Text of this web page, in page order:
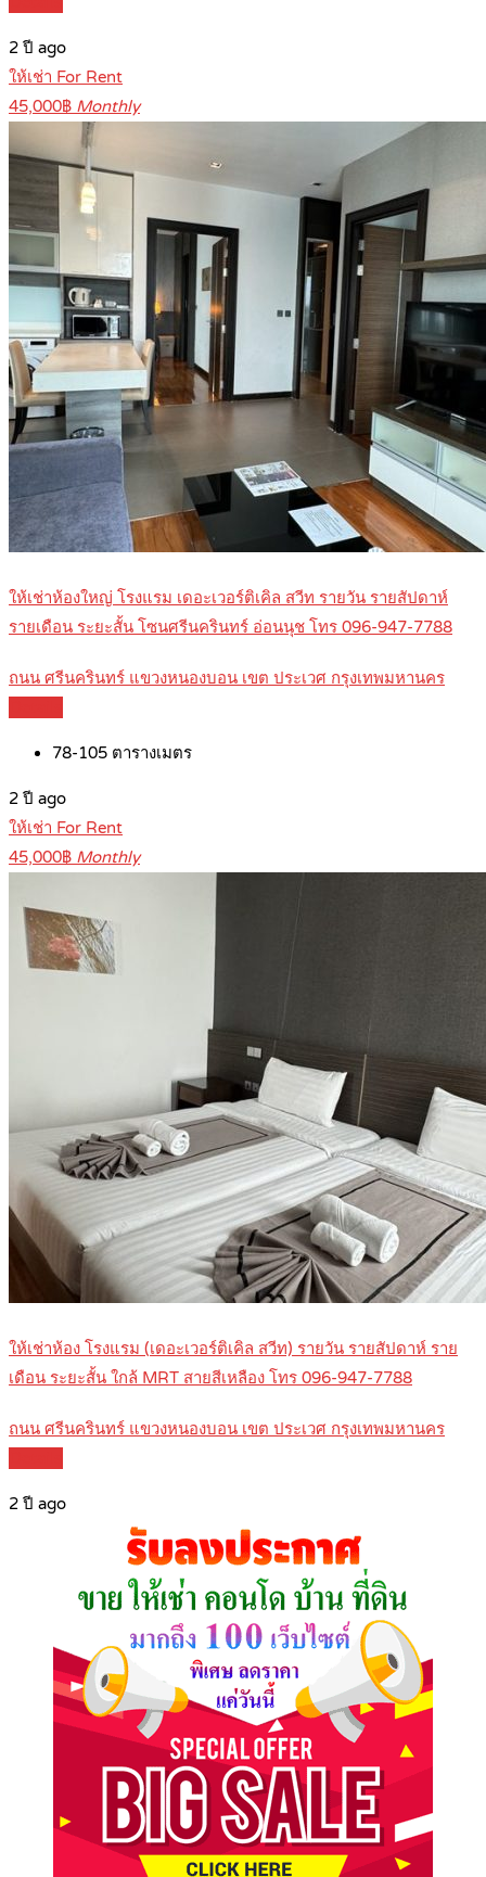
2 ปี ago
ให้เช่า For Rent
45,000฿ Monthly
ให้เช่าห้องใหญ่ โรงแรม เดอะเวอร์ติเคิล สวีท รายวัน รายสัปดาห์
รายเดือน ระยะสั้น โซนศรีนครินทร์ อ่อนนุช โทร 096-947-7788
ถนน ศรีนครินทร์ แขวงหนองบอน เขต ประเวศ กรุงเทพมหานคร
78-105 ตารางเมตร
2 ปี ago
ให้เช่า For Rent
45,000฿ Monthly
ให้เช่าห้อง โรงแรม (เดอะเวอร์ติเคิล สวีท) รายวัน รายสัปดาห์ ราย
เดือน ระยะสั้น ใกล้ MRT สายสีเหลือง โทร 096-947-7788
ถนน ศรีนครินทร์ แขวงหนองบอน เขต ประเวศ กรุงเทพมหานคร
2 ปี ago